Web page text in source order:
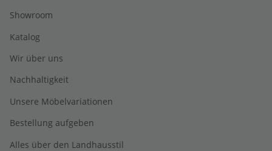
Showroom
Katalog
Wir über uns
Nachhaltigkeit
Unsere Möbelvariationen
Bestellung aufgeben
Alles über den Landhausstil